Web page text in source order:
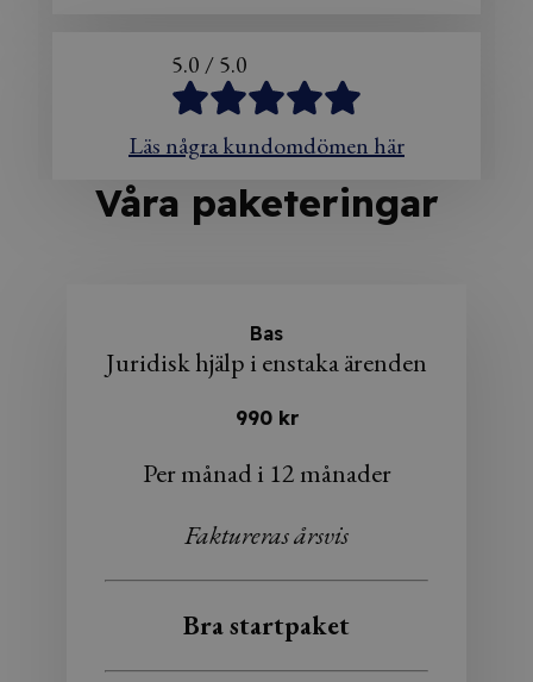
5.0 / 5.0
Läs några kundomdömen här
Våra paketeringar
Bas
Juridisk hjälp i enstaka ärenden
990 kr
Per månad i 12 månader
Faktureras årsvis
Bra startpaket